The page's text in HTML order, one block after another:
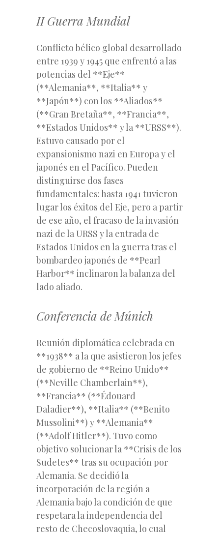
II Guerra Mundial
Conflicto bélico global desarrollado
entre 1939 y 1945 que enfrentó a las
potencias del **Eje**
(**Alemania**, **Italia** y
**Japón**) con los **Aliados**
(**Gran Bretaña**, **Francia**,
**Estados Unidos** y la **URSS**).
Estuvo causado por el
expansionismo nazi en Europa y el
japonés en el Pacífico. Pueden
distinguirse dos fases
fundamentales: hasta 1941 tuvieron
lugar los éxitos del Eje, pero a partir
de ese año, el fracaso de la invasión
nazi de la URSS y la entrada de
Estados Unidos en la guerra tras el
bombardeo japonés de **Pearl
Harbor** inclinaron la balanza del
lado aliado.
Conferencia de Múnich
Reunión diplomática celebrada en
**1938** a la que asistieron los jefes
de gobierno de **Reino Unido**
(**Neville Chamberlain**),
**Francia** (**Édouard
Daladier**), **Italia** (**Benito
Mussolini**) y **Alemania**
(**Adolf Hitler**). Tuvo como
objetivo solucionar la **Crisis de los
Sudetes** tras su ocupación por
Alemania. Se decidió la
incorporación de la región a
Alemania bajo la condición de que
respetara la independencia del
resto de Checoslovaquia, lo cual